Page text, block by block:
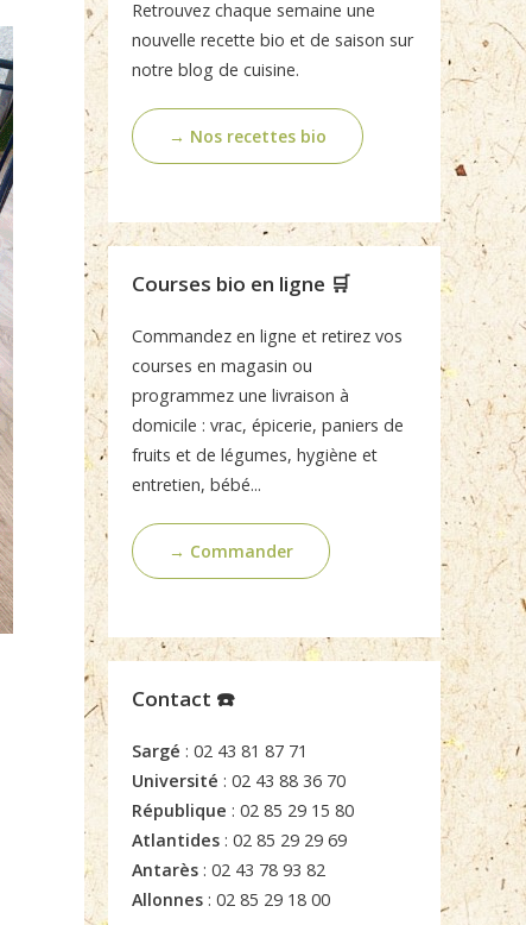
Retrouvez chaque semaine une
nouvelle recette bio et de saison sur
notre blog de cuisine.
→ Nos recettes bio
Courses bio en ligne 🛒
Commandez en ligne et retirez vos
courses en magasin ou
programmez une livraison à
domicile : vrac, épicerie, paniers de
fruits et de légumes, hygiène et
entretien, bébé...
→ Commander
Contact ☎️
Sargé : 02 43 81 87 71
Université : 02 43 88 36 70
République : 02 85 29 15 80
Atlantides : 02 85 29 29 69
Antarès : 02 43 78 93 82
Allonnes : 02 85 29 18 00